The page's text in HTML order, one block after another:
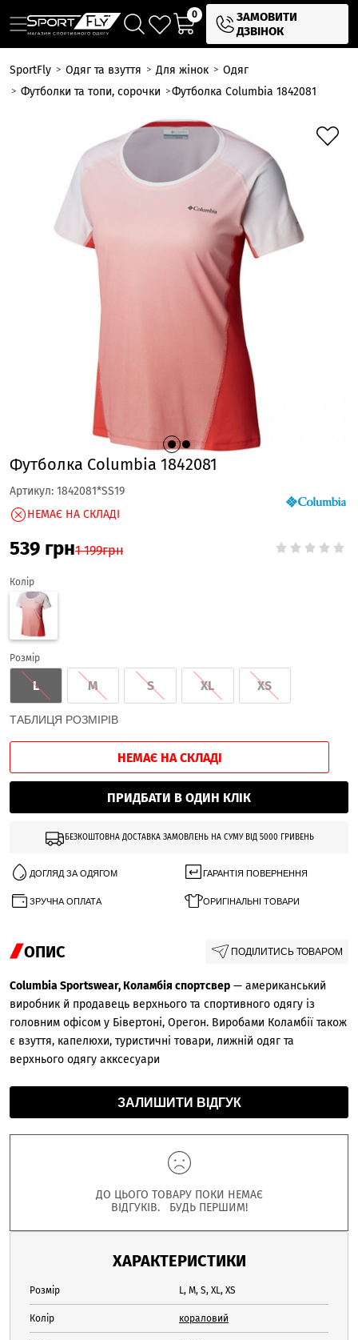
0
ЗАМОВИТИ
ДЗВІНОК
SportFly Одяг та взуття Для жінок
Одяг
Футболки та топи, сорочки
Футболка Columbia 1842081
Футболка Columbia 1842081
Артикул: 1842081*SS19
НЕМАЄ НА СКЛАДІ
539 грн1 199грн
Колір
Розмір
L M S XL XS
ТАБЛИЦЯ РОЗМІРІВ
НЕМАЄ НА СКЛАДІ
ПРИДБАТИ В ОДИН КЛІК
БЕЗКОШТОВНА ДОСТАВКА ЗАМОВЛЕНЬ НА СУМУ ВІД 5000 ГРИВЕНЬ
ДОГЛЯД ЗА ОДЯГОМ ГАРАНТІЯ ПОВЕРНЕННЯ
ЗРУЧНА ОПЛАТА ОРИГІНАЛЬНІ ТОВАРИ
ОПИС ПОДІЛИТИСЬ ТОВАРОМ
Columbia Sportswear, Коламбія спортсвер — американський
виробник й продавець верхнього та спортивного одягу із
головним офісом у Бівертоні, Орегон. Виробами Коламбії також
є взуття, капелюхи, туристичні товари, лижній одяг та
верхнього одягу акксесуари
ЗАЛИШИТИ ВІДГУК
ДО ЦЬОГО ТОВАРУ ПОКИ НЕМАЄ
ВІДГУКІВ. БУДЬ ПЕРШИМ!
ХАРАКТЕРИСТИКИ
Розмір L, M, S, XL, XS
Колір кораловий